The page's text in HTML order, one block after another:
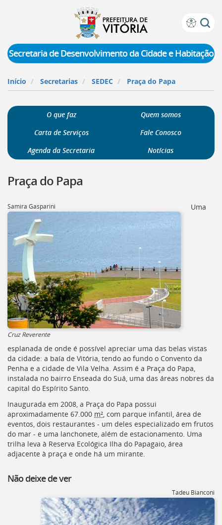
Prefeitura
Vitória
teclado:
para
a
instruções
Ir
a
página
do
Portal
Ir
para
o
Portal
de
Serviços
[]
Ir
para
a
lista
de
secretarias
[]
Ir
para
página
de
legislação
[]
Ir
para
listagem
notícias
Secretaria de Desenvolvimento da Cidade e Habitação
Início Secretarias SEDEC Praça do Papa
O que faz
Quem somos
Carta de Serviços
Fale Conosco
Agenda da Secretaria
Notícias
Praça do Papa
Samira Gasparini
Cruz Reverente
Uma
esplanada de onde é possível apreciar uma das belas vistas
da cidade: a baía de Vitória, tendo ao fundo o Convento da
Penha e a cidade de Vila Velha. Assim é a Praça do Papa,
instalada no bairro Enseada do Suá, uma das áreas nobres da
capital do Espírito Santo.
Inaugurada em 2008, a Praça do Papa possui
aproximadamente 67.000 m² , com parque infantil, área de
eventos, dois restaurantes - um deles especializado em frutos
do mar - e uma lanchonete, além de estacionamento. Uma
trilha leva à Reserva Ecológica Ilha do Papagaio, área
adjacente à praça e onde há um mirante.
Não deixe de ver
Tadeu Bianconi